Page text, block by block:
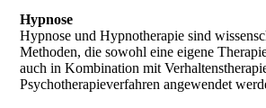
Hypnose
Hypnose und Hypnotherapie sind
Methoden, die sowohl eine eigene
auch in Kombination mit
Psychotherapieverfahren angewendet